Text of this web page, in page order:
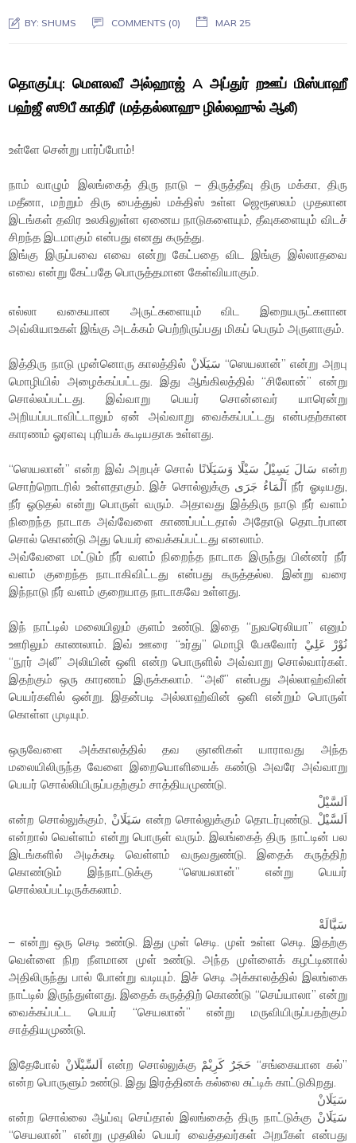
BY: SHUMS COMMENTS (0) MAR 25
தொகுப்பு: மௌலவீ அல்ஹாஜ் A அப்துர் றஊப் மிஸ்பாஹீ
பஹ்ஜீ ஸூபீ காதிரீ (மத்தல்லாஹு ழில்லஹுல் ஆலீ)
உள்ளே சென்று பார்ப்போம்!
நாம் வாழும் இலங்கைத் திரு நாடு – திருத்தீவு திரு மக்கா, திரு
மதீனா, மற்றும் திரு பைத்துல் மக்திஸ் உள்ள ஜெரூஸலம் முதலான
இடங்கள் தவிர உலகிலுள்ள ஏனைய நாடுகளையும், தீவுகளையும் விடச்
சிறந்த இடமாகும் என்பது எனது கருத்து.
இங்கு இருப்பவை எவை என்று கேட்பதை விட இங்கு இல்லாதவை
எவை என்று கேட்பதே பொருத்தமான கேள்வியாகும்.
எல்லா வகையான அருட்களையும் விட இறையருட்களான
அவ்லியாஉகள் இங்கு அடக்கம் பெற்றிருப்பது மிகப் பெரும் அருளாகும்.
இத்திரு நாடு முன்னொரு காலத்தில் سَيَلَانْ “ஸெயலான்” என்று அறபு
மொழியில் அழைக்கப்பட்டது. இது ஆங்கிலத்தில் “சிலோன்” என்று
சொல்லப்பட்டது. இவ்வாறு பெயர் சொன்னவர் யாரென்று
அறியப்படாவிட்டாலும் ஏன் அவ்வாறு வைக்கப்பட்டது என்பதற்கான
காரணம் ஓரளவு புரியக் கூடியதாக உள்ளது.
“ஸெயலான்” என்ற இவ் அறபுச் சொல் سَالَ يَسِيْلُ سَيْلًا وَسَيَلَانًا என்ற
சொற்றொடரில் உள்ளதாகும். இச் சொல்லுக்கு اَلْمَاءُ جَرَى நீர் ஓடியது,
நீர் ஓடுதல் என்று பொருள் வரும். அதாவது இத்திரு நாடு நீர் வளம்
நிறைந்த நாடாக அவ்வேளை காணப்பட்டதால் அதோடு தொடர்பான
சொல் கொண்டு அது பெயர் வைக்கப்பட்டது எனலாம்.
அவ்வேளை மட்டும் நீர் வளம் நிறைந்த நாடாக இருந்து பின்னர் நீர்
வளம் குறைந்த நாடாகிவிட்டது என்பது கருத்தல்ல. இன்று வரை
இந்நாடு நீர் வளம் குறையாத நாடாகவே உள்ளது.
இந் நாட்டில் மலையிலும் குளம் உண்டு. இதை “நுவரெலியா” எனும்
ஊரிலும் காணலாம். இவ் ஊரை “உர்து” மொழி பேசுவோர் نُوْرْ عَلِيْ
“நூர் அலீ” அலியின் ஒளி என்ற பொருளில் அவ்வாறு சொல்வார்கள்.
இதற்கும் ஒரு காரணம் இருக்கலாம். “அலீ” என்பது அல்லாஹ்வின்
பெயர்களில் ஒன்று. இதன்படி அல்லாஹ்வின் ஒளி என்றும் பொருள்
கொள்ள முடியும்.
ஒருவேளை அக்காலத்தில் தவ ஞானிகள் யாராவது அந்த
மலையிலிருந்த வேளை இறையொளியைக் கண்டு அவரே அவ்வாறு
பெயர் சொல்லியிருப்பதற்கும் சாத்தியமுண்டு.
اَلسَّيْلْ
என்ற சொல்லுக்கும், سَيَلَانْ என்ற சொல்லுக்கும் தொடர்புண்டு. اَلسَّيْلْ
என்றால் வெள்ளம் என்று பொருள் வரும். இலங்கைத் திரு நாட்டின் பல
இடங்களில் அடிக்கடி வெள்ளம் வருவதுண்டு. இதைக் கருத்திற்
கொண்டும் இந்நாட்டுக்கு “ஸெயலான்” என்று பெயர்
சொல்லப்பட்டிருக்கலாம்.
سَيَّالَةْ
– என்று ஒரு செடி உண்டு. இது முள் செடி. முள் உள்ள செடி. இதற்கு
வெள்ளை நிற நீளமான முள் உண்டு. அந்த முள்ளைக் கழட்டினால்
அதிலிருந்து பால் போன்று வடியும். இச் செடி அக்காலத்தில் இலங்கை
நாட்டில் இருந்துள்ளது. இதைக் கருத்திற் கொண்டு “செய்யாலா” என்று
வைக்கப்பட்ட பெயர் “செயலான்” என்று மருவியிருப்பதற்கும்
சாத்தியமுண்டு.
இதேபோல் اَلسِّيْلَانْ என்ற சொல்லுக்கு حَجَرٌ كَرِيْمْ “சங்கையான கல்”
என்ற பொருளும் உண்டு. இது இரத்தினக் கல்லை சுட்டிக் காட்டுகிறது.
سَيَلَانْ
என்ற சொல்லை ஆய்வு செய்தால் இலங்கைத் திரு நாட்டுக்கு سَيَلَانْ
“செயலான்” என்று முதலில் பெயர் வைத்தவர்கள் அறபீகள் என்பது